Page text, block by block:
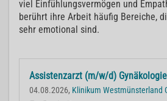
viel Einfühlungsvermögen und
berührt ihre Arbeit häufig Bereiche,
sehr emotional sind.
Assistenzarzt (m/w/d)
04.08.2026, Klinikum Westmünsterland